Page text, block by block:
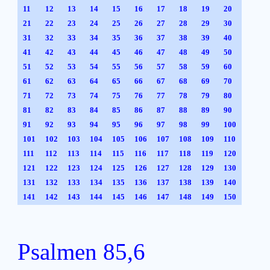
11 12 13 14 15 16 17 18 19
20
21
22 23 24 25 26 27 28 29
30
31
32 33 34 35 36 37 38 39
40
41
42 43 44 45 46 47 48 49
50
51
52 53 54 55 56 57 58 59
60
61
62 63 64 65 66 67 68 69
70
71
72 73 74 75 76 77 78 79
80
81
82 83 84 85 86 87 88 89
90
91
92 93 94 95 96 97 98 99
100
101
102 103 104 105 106 107 108 109
110
111
112 113 114 115 116 117 118 119
120
121
122 123 124 125 126 127 128 129
130
131
132 133 134 135 136 137 138 139
140
141
142 143 144 145 146 147 148 149 150
Psalmen 85,6